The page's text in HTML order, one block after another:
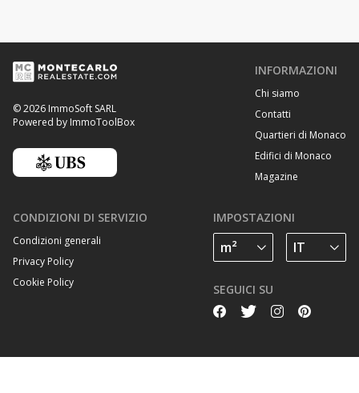
© 2026 ImmoSoft SARL
Powered by ImmoToolBox
INFORMAZIONI
Chi siamo
Contatti
Quartieri di Monaco
Edifici di Monaco
Magazine
CONDIZIONI DI SERVIZIO
Condizioni generali
Privacy Policy
Cookie Policy
IMPOSTAZIONI
SEGUICI SU